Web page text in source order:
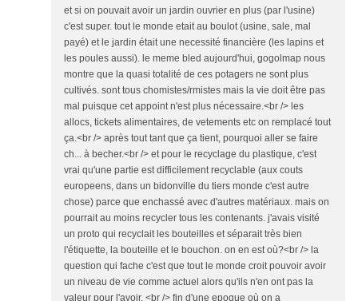
et si on pouvait avoir un jardin ouvrier en plus (par l'usine)
c'est super. tout le monde etait au boulot (usine, sale, mal
payé) et le jardin était une necessité financière (les lapins et
les poules aussi). le meme bled aujourd'hui, gogolmap nous
montre que la quasi totalité de ces potagers ne sont plus
cultivés. sont tous chomistes/rmistes mais la vie doit être pas
mal puisque cet appoint n'est plus nécessaire.<br /> les
allocs, tickets alimentaires, de vetements etc on remplacé tout
ça.<br /> après tout tant que ça tient, pourquoi aller se faire
ch... à becher.<br /> et pour le recyclage du plastique, c'est
vrai qu'une partie est difficilement recyclable (aux couts
europeens, dans un bidonville du tiers monde c'est autre
chose) parce que enchassé avec d'autres matériaux. mais on
pourrait au moins recycler tous les contenants. j'avais visité
un proto qui recyclait les bouteilles et séparait très bien
l'étiquette, la bouteille et le bouchon. on en est où?<br /> la
question qui fache c'est que tout le monde croit pouvoir avoir
un niveau de vie comme actuel alors qu'ils n'en ont pas la
valeur pour l'avoir. <br /> fin d'une epoque où on a